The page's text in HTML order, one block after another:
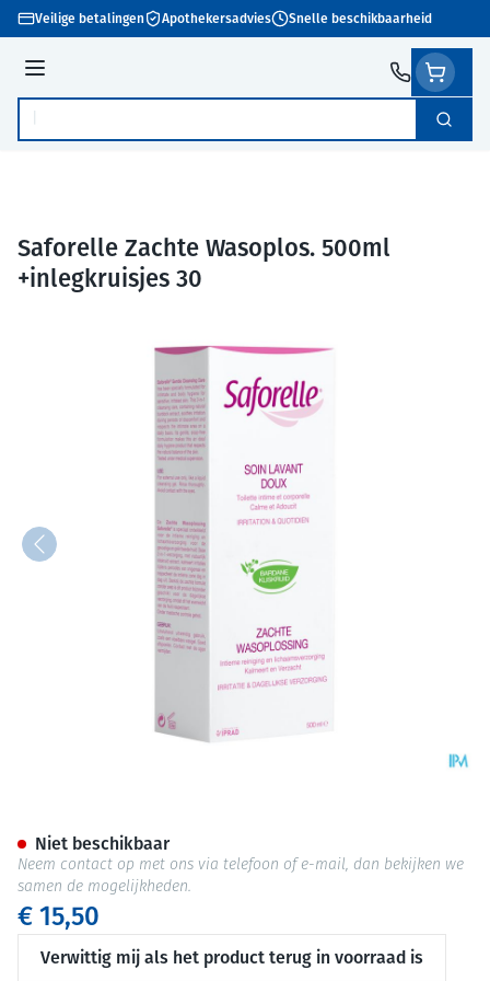
Ga naar de inhoud
Veilige betalingen Apothekersadvies Snelle beschikbaarheid
Menu
Product, merk, categorie... Zoek
Saforelle Zachte Wasoplos. 500ml
+inlegkruisjes 30
€ 15,50
Verwittig mij als het product terug in voorraad is
Niet beschikbaar
Neem contact op met ons via telefoon of e-mail, dan bekijken we
samen de mogelijkheden.